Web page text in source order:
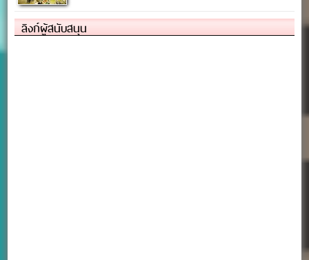
ลิงก์ผู้สนับสนุน